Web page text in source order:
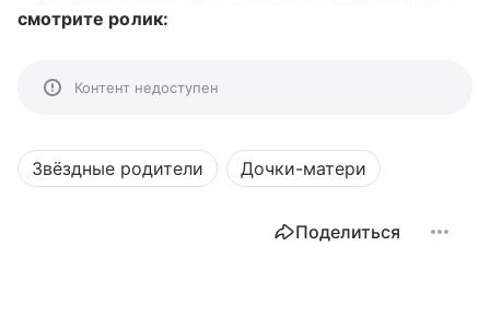
смотрите ролик:
Контент недоступен
Звёздные родители Дочки-матери
Поделиться